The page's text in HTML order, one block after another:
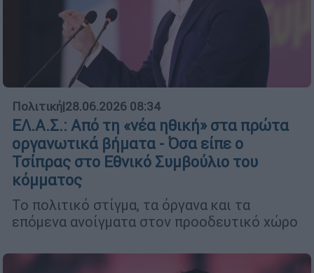
Πολιτική|28.06.2026 08:34
ΕΛ.Α.Σ.: Από τη «νέα ηθική» στα πρώτα
οργανωτικά βήματα - Όσα είπε ο
Τσίπρας στο Εθνικό Συμβούλιο του
κόμματος
Το πολιτικό στίγμα, τα όργανα και τα
επόμενα ανοίγματα στον προοδευτικό χώρο